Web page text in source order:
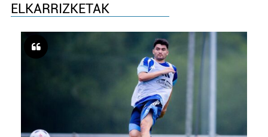
ELKARRIZKETAK